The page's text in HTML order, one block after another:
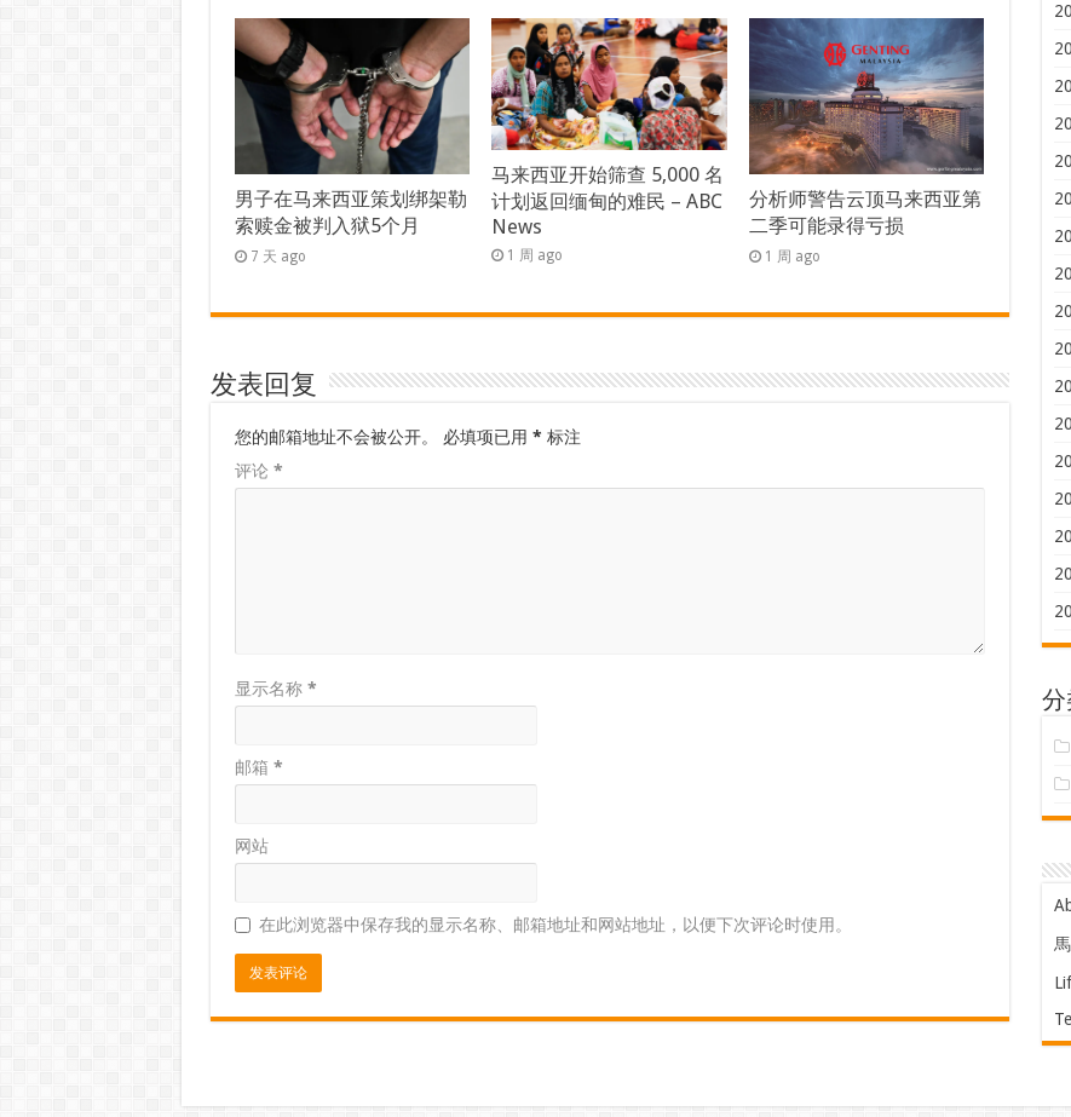
男子在马来西亚策划绑架勒
索赎金被判入狱5个月
7 天 ago
马来西亚开始筛查 5,000 名
计划返回缅甸的难民 – ABC
News
1 周 ago
分析师警告云顶马来西亚第
二季可能录得亏损
1 周 ago
发表回复
您的邮箱地址不会被公开。 必填项已用 * 标注
评论 *
显示名称 *
邮箱 *
网站
在此浏览器中保存我的显示名称、邮箱地址和网站地址，以便下次评论时使用。
分